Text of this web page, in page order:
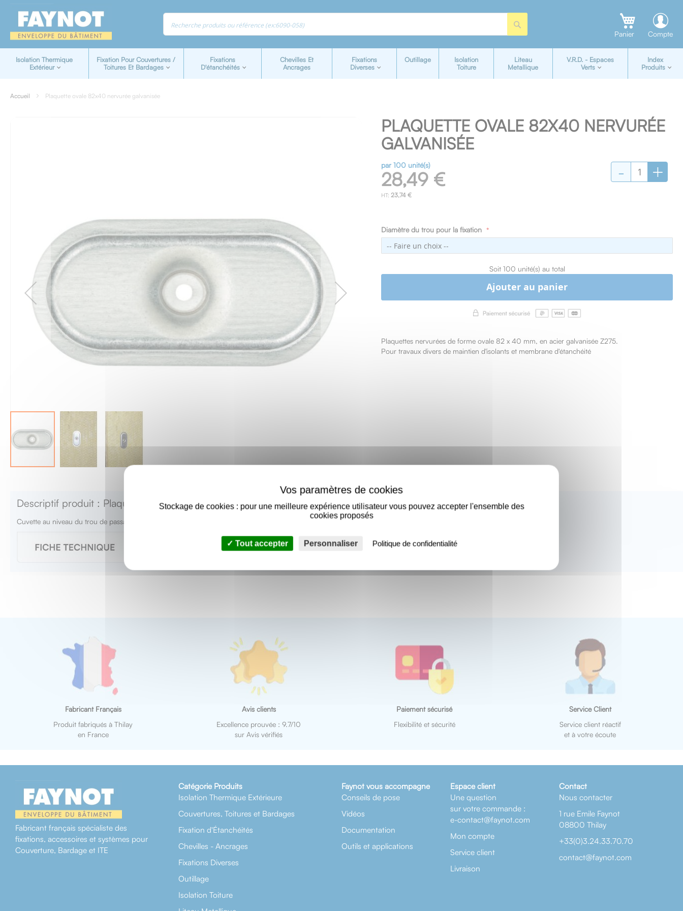
Compte
Panier
Isolation Thermique
Extérieur
Fixation Pour Couvertures /
Toitures Et Bardages
Fixations
D'étanchéités
Chevilles Et
Ancrages
Fixations
Diverses
Outillage
Isolation
Toiture
Liteau
Metallique
V.R.D. - Espaces
Verts
Index
Produits
Accueil Plaquette ovale 82x40 nervurée galvanisée
PLAQUETTE OVALE 82X40 NERVURÉE
GALVANISÉE
par 100 unité(s)
28,49 €
23,74 €
Diamètre du trou pour la fixation
- +
Soit 100 unité(s) au total
Ajouter au panier
Plaquettes nervurées de forme ovale 82 x 40 mm, en acier galvanisée Z275.
Pour travaux divers de maintien d'isolants et membrane d'étanchéité
beginning
the
Descriptif produit : Plaquette ovale 82x40 nervurée galvanisée
Cuvette au niveau du trou de passage de la vis de fixation.
Fabricant Français
Produit fabriqués à Thilay
en France
Avis clients
Excellence prouvée : 9.7/10
sur Avis vérifiés
Paiement sécurisé
Flexibilité et sécurité
Service Client
Service client réactif
et à votre écoute
Fabricant français spécialiste des
fixations, accessoires et systèmes pour
Couverture, Bardage et ITE
Catégorie Produits
Isolation Thermique Extérieure
Couvertures, Toitures et Bardages
Fixation d'Étanchéités
Chevilles - Ancrages
Fixations Diverses
Outillage
Isolation Toiture
Faynot vous accompagne
Conseils de pose
Vidéos
Documentation
Outils et applications
Espace client
Une question
sur votre commande :
e-contact@faynot.com
Mon compte
Service client
Livraison
Contact
Nous contacter
1 rue Emile Faynot
08800 Thilay
+33(0)3.24.33.70.70
contact@faynot.com
Stockage de cookies : pour une meilleure expérience utilisateur vous pouvez accepter l'ensemble des
cookies proposés
Tout accepter Personnaliser Politique de confidentialité